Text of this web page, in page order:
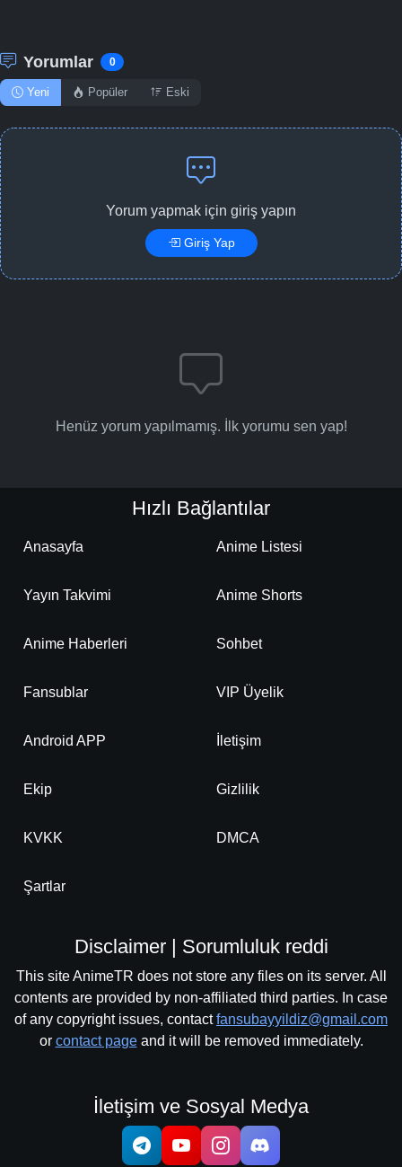
Yorumlar 0
Yeni Popüler Eski
Yorum yapmak için giriş yapın
Giriş Yap
Henüz yorum yapılmamış. İlk yorumu sen yap!
Hızlı Bağlantılar
Anasayfa Anime Listesi
Yayın Takvimi Anime Shorts
Anime Haberleri Sohbet
Fansublar VIP Üyelik
Android APP İletişim
Ekip Gizlilik
KVKK DMCA
Şartlar
Disclaimer | Sorumluluk reddi
This site AnimeTR does not store any files on its server. All
contents are provided by non-affiliated third parties. In case
of any copyright issues, contactfansubayyildiz@gmail.com
or contact pageand it will be removed immediately.
İletişim ve Sosyal Medya